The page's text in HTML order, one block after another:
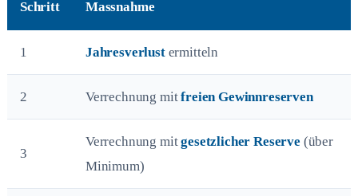
Schritt Massnahme
1 Jahresverlustermitteln
2 Verrechnung mitfreien Gewinnreserven
3
Verrechnung mitgesetzlicher Reserve (über
Minimum)